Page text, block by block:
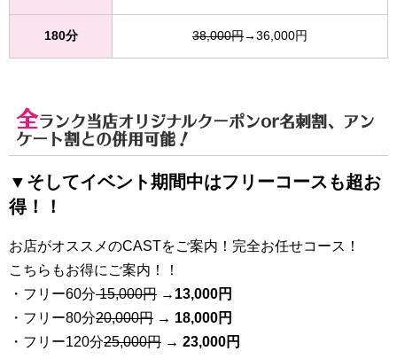
180分 38,000円→36,000円
全ランク当店オリジナルクーポンor名刺割、アン
ケート割との併用可能！
▼そしてイベント期間中はフリーコースも超お
得！！
お店がオススメのCASTをご案内！完全お任せコース！
こちらもお得にご案内！！
・フリー60分15,000円 → 13,000円
・フリー80分20,000円 → 18,000円
・フリー120分25,000円 → 23,000円